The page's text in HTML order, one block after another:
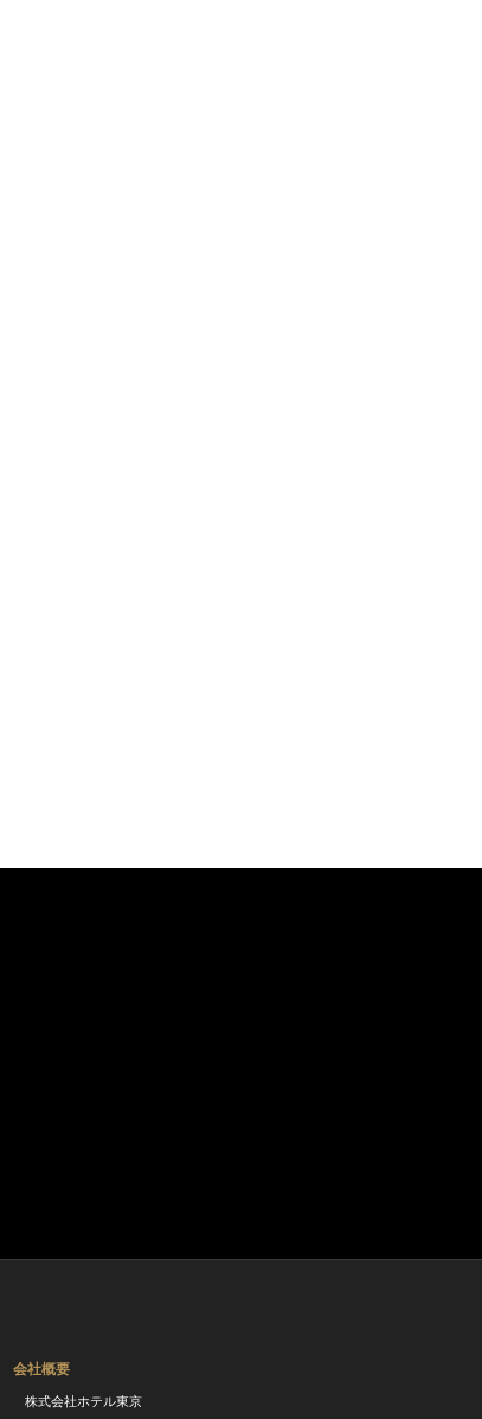
会社概要
株式会社ホテル東京